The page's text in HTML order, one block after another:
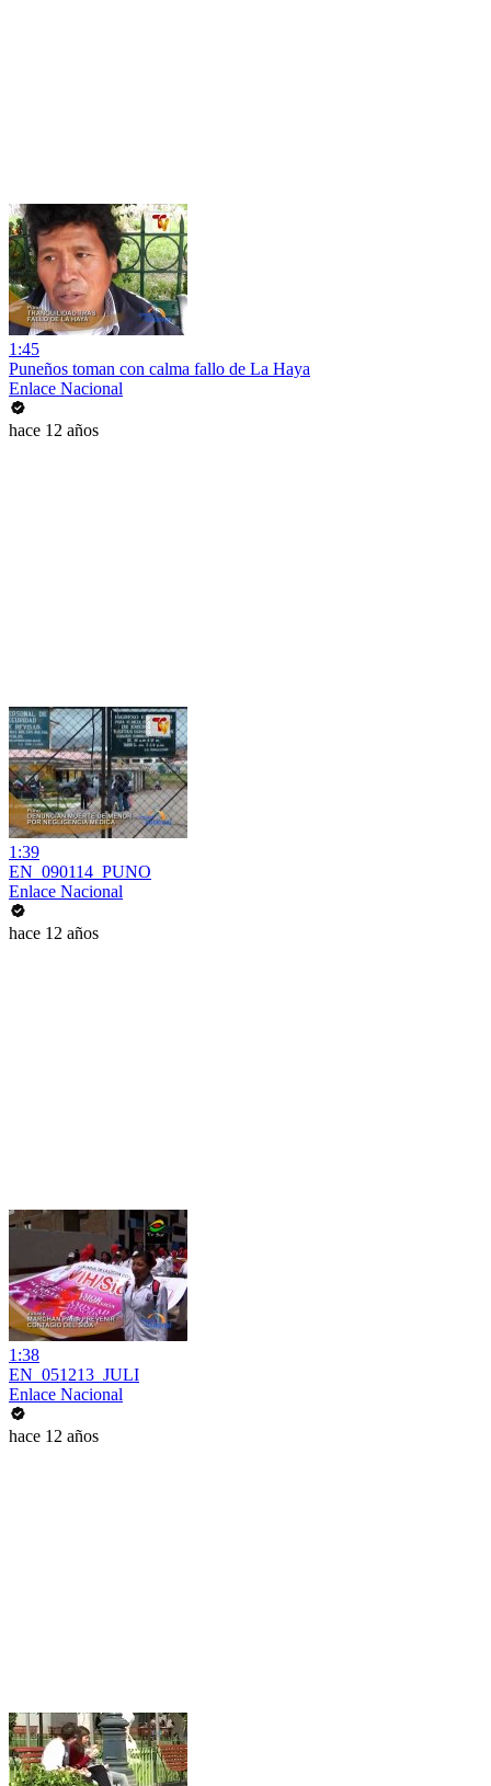
1:45
Puneños toman con calma fallo de La Haya
Enlace Nacional
hace 12 años
1:39
EN_090114_PUNO
Enlace Nacional
hace 12 años
1:38
EN_051213_JULI
Enlace Nacional
hace 12 años